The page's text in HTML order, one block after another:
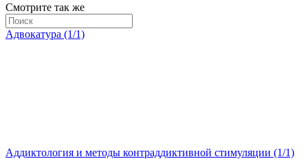
Смотрите так же
Адвокатура (1/1)
Аддиктология и методы контраддиктивной стимуляции (1/1)